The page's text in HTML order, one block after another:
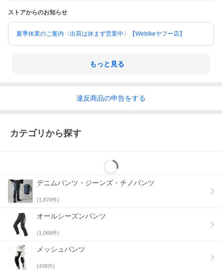
※画像には他のカラーリングが含まれています。
※メーカー都合により商品の仕様変更がある場合がございます。
ご了承ください。
ストアからのお知らせ
夏季休業のご案内〈出荷は休まず営業中〉【Webikeヤフー店】
もっと見る
違反商品の申告をする
カテゴリから探す
デニムパンツ・ジーンズ・チノパンツ
(1,878件)
オールシーズンパンツ
(1,068件)
メッシュパンツ
(438件)